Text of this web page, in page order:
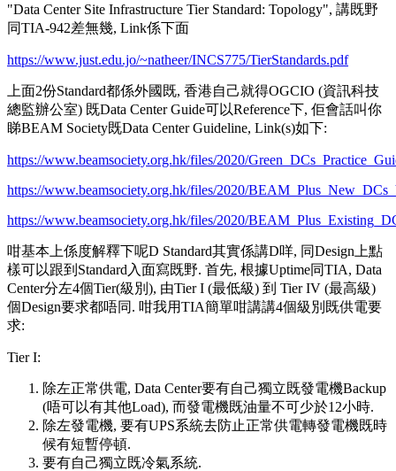
"Data Center Site Infrastructure Tier Standard: Topology", 講既野
同TIA-942差無幾, Link係下面
https://www.just.edu.jo/~natheer/INCS775/TierStandards.pdf
上面2份Standard都係外國既, 香港自己就得OGCIO (資訊科技
總監辦公室) 既Data Center Guide可以Reference下, 佢會話叫你
睇BEAM Society既Data Center Guideline, Link(s)如下:
https://www.beamsociety.org.hk/files/2020/
https://www.beamsociety.org.hk/files/2020/
https://www.beamsociety.org.hk/files/2020/
咁基本上係度解釋下呢D Standard其實係講D咩, 同Design上點
樣可以跟到Standard入面寫既野. 首先, 根據Uptime同TIA, Data
Center分左4個Tier(級別), 由Tier I (最低級) 到 Tier IV (最高級)
個Design要求都唔同. 咁我用TIA簡單咁講講4個級別既供電要
求:
Tier I:
除左正常供電, Data Center要有自己獨立既發電機Backup
(唔可以有其他Load), 而發電機既油量不可少於12小時.
除左發電機, 要有UPS系統去防止正常供電轉發電機既時
候有短暫停頓.
要有自己獨立既冷氣系統.